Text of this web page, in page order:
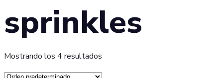
sprinkles
Mostrando los 4 resultados